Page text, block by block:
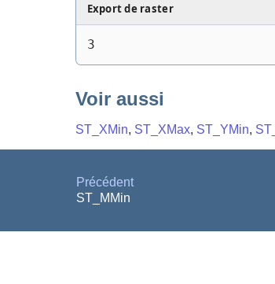
Export de raster
3
Voir aussi
ST_XMin, ST_XMax, ST_YMin,
Précédent
ST_MMin